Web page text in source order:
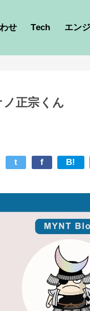
せ Tech エン
正宗くん
t f B!